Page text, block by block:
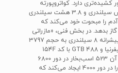
دارد. کواتروپورته
دارای پیشرانه‌های سه و شش سیلندری و 3.8 هشت سیلندری
را مبحوت خود می‌کند که
گاز بدهد. در بخش فنی، «مازراتی
کواتروپورته gts» دارای یک پیشرانه 8 سیلندری به حجم 3797
سی‌سی است و با فراری کالیفرنیا و 488‌ GTB‌ با کد ‌۱۵۴‌‌F
مشترک بوده و توان تولیدی آن 523 اسب‌بخار در دور 6800
است و گشتاور 650 نیوتنی را در دور 4000 ایجاد می‌کند که